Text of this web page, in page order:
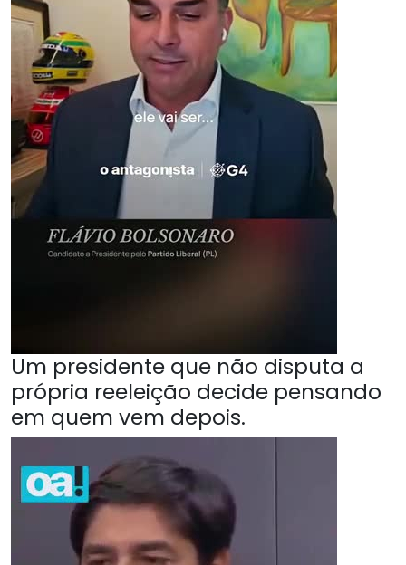
Um presidente que não disputa a
própria reeleição decide pensando
em quem vem depois.